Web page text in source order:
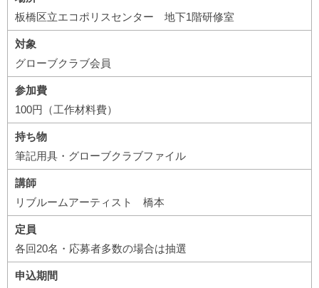
板橋区立エコポリスセンター 地下1階研修室
対象
グローブクラブ会員
参加費
100円（工作材料費）
持ち物
筆記用具・グローブクラブファイル
講師
リブルームアーティスト 橋本
定員
各回20名・応募者多数の場合は抽選
申込期間